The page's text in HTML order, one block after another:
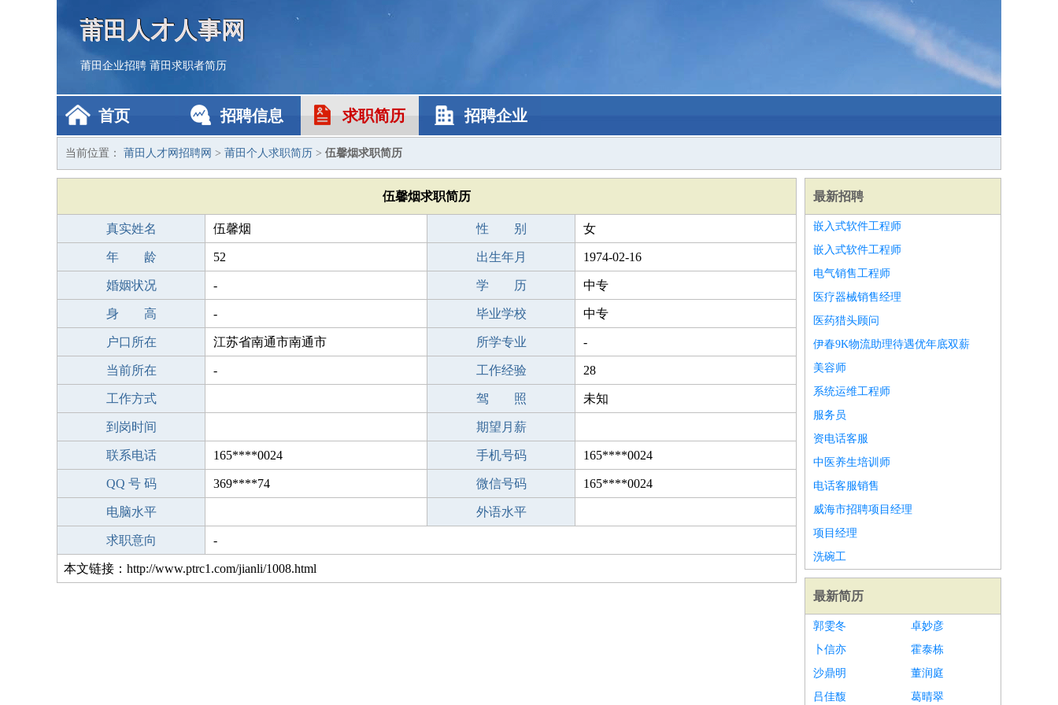
莆田人才人事网
莆田企业招聘 莆田求职者简历
首页 招聘信息 求职简历 招聘企业
当前位置： 莆田人才网招聘网 > 莆田个人求职简历 > 伍馨烟求职简历
伍馨烟求职简历
真实姓名 伍馨烟 性 别 女
年 龄 52 出生年月 1974-02-16
婚姻状况 - 学 历 中专
身 高 - 毕业学校 中专
户口所在 江苏省南通市南通市 所学专业 -
当前所在 - 工作经验 28
工作方式 驾 照 未知
到岗时间 期望月薪
联系电话 165****0024 手机号码 165****0024
QQ 号 码 369****74 微信号码 165****0024
电脑水平 外语水平
求职意向 -
本文链接：http://www.ptrc1.com/jianli/1008.html
最新招聘
嵌入式软件工程师
嵌入式软件工程师
电气销售工程师
医疗器械销售经理
医药猎头顾问
伊春9K物流助理待遇优年底双薪
美容师
系统运维工程师
服务员
资电话客服
中医养生培训师
电话客服销售
威海市招聘项目经理
项目经理
洗碗工
最新简历
郭雯冬
卓妙彦
卜信亦
霍泰栋
沙鼎明
董润庭
吕佳馥
葛晴翠